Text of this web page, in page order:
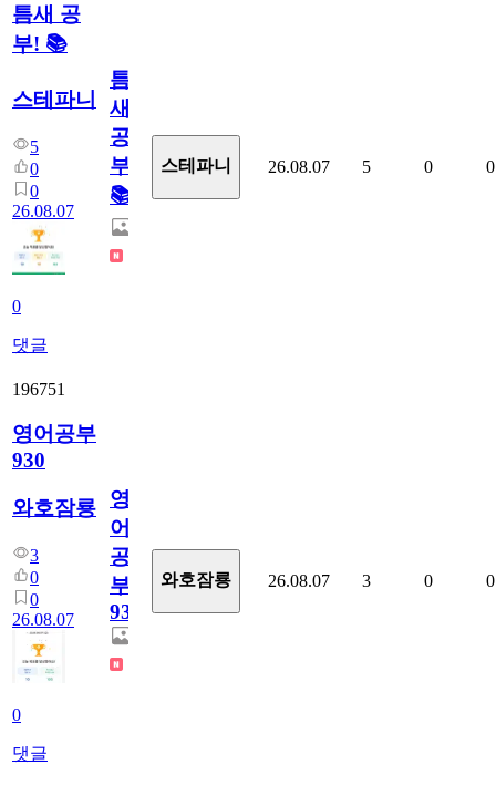
틈새 공
부! 📚
스테파니
5
0
0
26.08.07
0
댓글
틈
새
공
부!
📚
스테파니 26.08.07 5 0 0
196751
영어공부
930
와호잠룡
3
0
0
26.08.07
0
댓글
영
어
공
부
930
와호잠룡 26.08.07 3 0 0